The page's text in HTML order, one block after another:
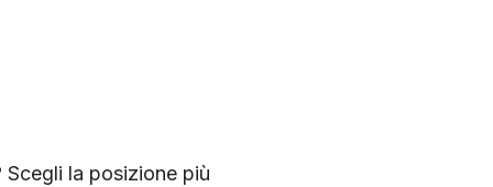
la posizione più